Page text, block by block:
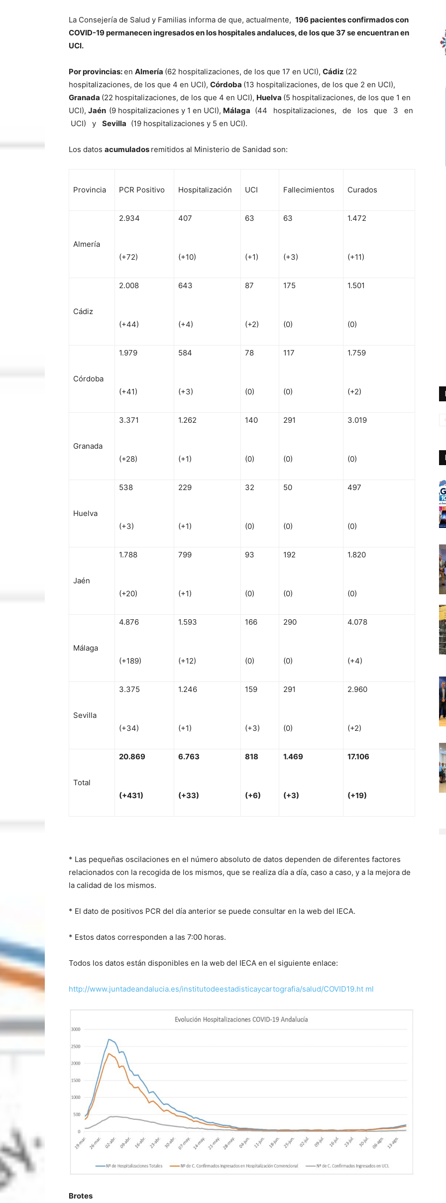
La Consejería de Salud y Familias informa de que, actualmente, 196 pacientes confirmados con
COVID-19 permanecen ingresados en los hospitales andaluces, de los que 37 se encuentran en
UCI.
Por provincias:en Almería (62 hospitalizaciones, de los que 17 en UCI), Cádiz (22
hospitalizaciones, de los que 4 en UCI), Córdoba (13 hospitalizaciones, de los que 2 en UCI),
Granada (22 hospitalizaciones, de los que 4 en UCI), Huelva (5 hospitalizaciones, de los que 1 en
UCI), Jaén (9 hospitalizaciones y 1 en UCI), Málaga (44 hospitalizaciones, de los que 3 en
UCI) y Sevilla (19 hospitalizaciones y 5 en UCI).
Los datos acumulados remitidos al Ministerio de Sanidad son:
Provincia PCR Positivo Hospitalización UCI Fallecimientos Curados
Almería
2.934
(+72)
407
(+10)
63
(+1)
63
(+3)
1.472
(+11)
Cádiz
2.008
(+44)
643
(+4)
87
(+2)
175
(0)
1.501
(0)
Córdoba
1.979
(+41)
584
(+3)
78
(0)
117
(0)
1.759
(+2)
Granada
3.371
(+28)
1.262
(+1)
140
(0)
291
(0)
3.019
(0)
Huelva
538
(+3)
229
(+1)
32
(0)
50
(0)
497
(0)
Jaén
1.788
(+20)
799
(+1)
93
(0)
192
(0)
1.820
(0)
Málaga
4.876
(+189)
1.593
(+12)
166
(0)
290
(0)
4.078
(+4)
Sevilla
3.375
(+34)
1.246
(+1)
159
(+3)
291
(0)
2.960
(+2)
Total
20.869
(+431)
6.763
(+33)
818
(+6)
1.469
(+3)
17.106
(+19)
* Las pequeñas oscilaciones en el número absoluto de datos dependen de diferentes factores
relacionados con la recogida de los mismos, que se realiza día a día, caso a caso, y a la mejora de
la calidad de los mismos.
* El dato de positivos PCR del día anterior se puede consultar en la web del IECA.
* Estos datos corresponden a las 7:00 horas.
Todos los datos están disponibles en la web del IECA en el siguiente enlace:
http://www.juntadeandalucia.es/institutodeestadisticaycartografia/salud/COVID19.ht ml
Brotes